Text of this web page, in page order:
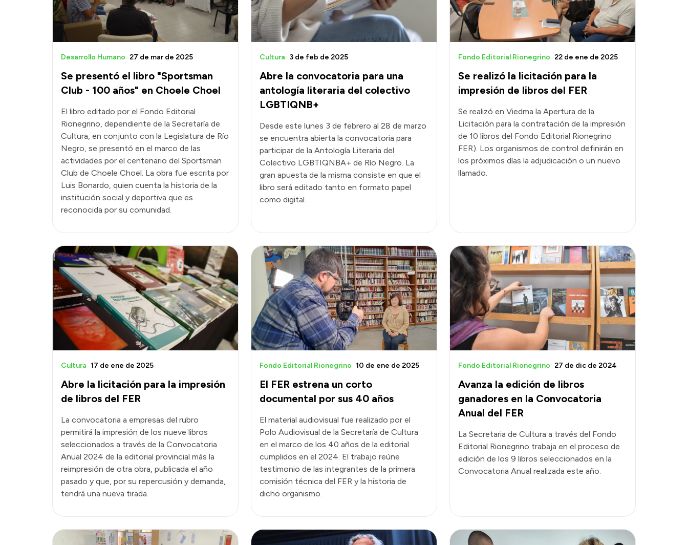
Se presentó el libro "Sportsman
Club - 100 años" en Choele Choel
Desarrollo Humano 27 de mar de 2025
El libro editado por el Fondo Editorial
Rionegrino, dependiente de la Secretaría de
Cultura, en conjunto con la Legislatura de Río
Negro, se presentó en el marco de las
actividades por el centenario del Sportsman
Club de Choele Choel. La obra fue escrita por
Luis Bonardo, quien cuenta la historia de la
institución social y deportiva que es
reconocida por su comunidad.
Abre la convocatoria para una
antología literaria del colectivo
LGBTIQNB+
Cultura 3 de feb de 2025
Desde este lunes 3 de febrero al 28 de marzo
se encuentra abierta la convocatoria para
participar de la Antología Literaria del
Colectivo LGBTIQNBA+ de Río Negro. La
gran apuesta de la misma consiste en que el
libro será editado tanto en formato papel
como digital.
Se realizó la licitación para la
impresión de libros del FER
Fondo Editorial Rionegrino 22 de ene de 2025
Se realizó en Viedma la Apertura de la
Licitación para la contratación de la impresión
de 10 libros del Fondo Editorial Rionegrino
FER). Los organismos de control definirán en
los próximos días la adjudicación o un nuevo
llamado.
Abre la licitación para la impresión
de libros del FER
Cultura 17 de ene de 2025
La convocatoria a empresas del rubro
permitirá la impresión de los nueve libros
seleccionados a través de la Convocatoria
Anual 2024 de la editorial provincial más la
reimpresión de otra obra, publicada el año
pasado y que, por su repercusión y demanda,
tendrá una nueva tirada.
El FER estrena un corto
documental por sus 40 años
Fondo Editorial Rionegrino 10 de ene de 2025
El material audiovisual fue realizado por el
Polo Audiovisual de la Secretaría de Cultura
en el marco de los 40 años de la editorial
cumplidos en el 2024. El trabajo reúne
testimonio de las integrantes de la primera
comisión técnica del FER y la historia de
dicho organismo.
Avanza la edición de libros
ganadores en la Convocatoria
Anual del FER
Fondo Editorial Rionegrino 27 de dic de 2024
La Secretaria de Cultura a través del Fondo
Editorial Rionegrino trabaja en el proceso de
edición de los 9 libros seleccionados en la
Convocatoria Anual realizada este año.